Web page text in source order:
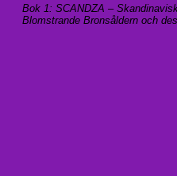
Bok 1: SCANDZA –
Blomstrande Bronsåldern och